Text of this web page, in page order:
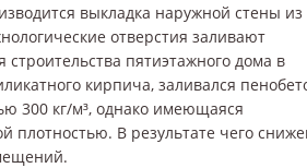
выкладка наружной стены из
отверстия заливают
пятиэтажного дома в
кирпича, заливался
300 кг/м³, однако имеющаяся
плотностью. В результате чего